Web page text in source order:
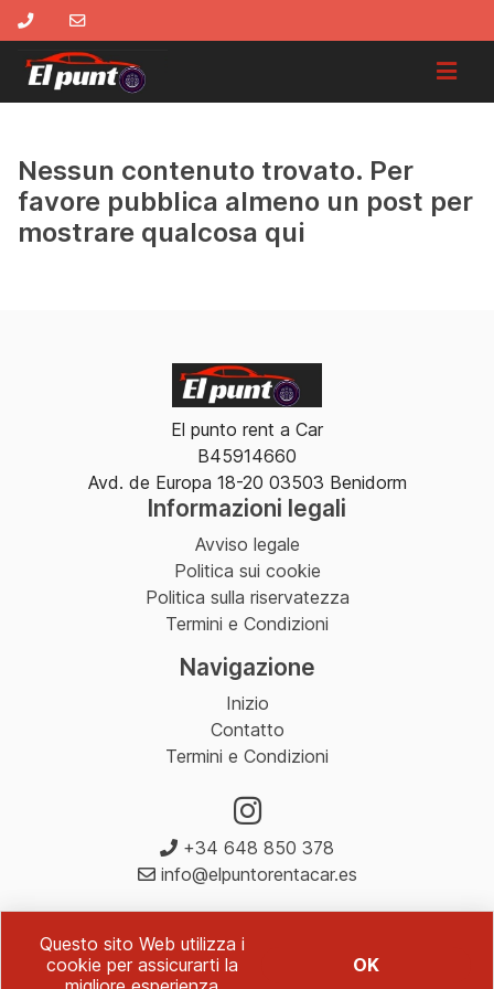
Nessun contenuto trovato. Per
favore pubblica almeno un post per
mostrare qualcosa qui
El punto rent a Car
B45914660
Avd. de Europa 18-20 03503 Benidorm
Informazioni legali
Avviso legale
Politica sui cookie
Politica sulla riservatezza
Termini e Condizioni
Navigazione
Inizio
Contatto
Termini e Condizioni
+34 648 850 378
info@elpuntorentacar.es
Questo sito Web utilizza i
cookie per assicurarti la
OK